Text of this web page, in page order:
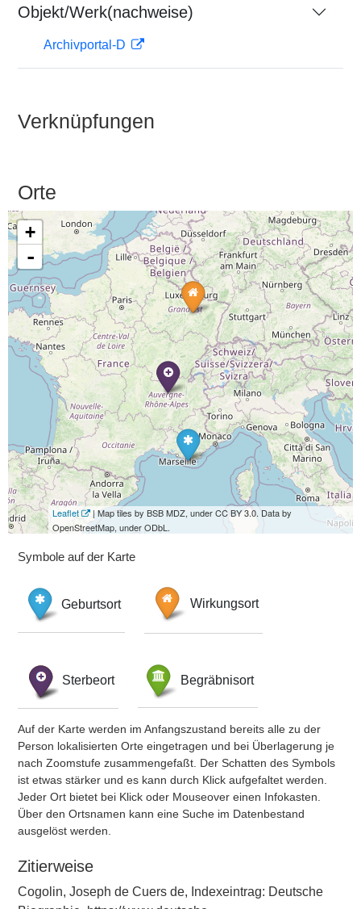
Objekt/Werk(nachweise)
Archivportal-D
Verknüpfungen
Orte
+
-
Leaflet
| Map tiles by BSB MDZ, under CC BY 3.0. Data by
OpenStreetMap, under ODbL.
Symbole auf der Karte
Geburtsort Wirkungsort
Sterbeort Begräbnisort
Auf der Karte werden im Anfangszustand bereits alle zu der
Person lokalisierten Orte eingetragen und bei Überlagerung je
nach Zoomstufe zusammengefaßt. Der Schatten des Symbols
ist etwas stärker und es kann durch Klick aufgefaltet werden.
Jeder Ort bietet bei Klick oder Mouseover einen Infokasten.
Über den Ortsnamen kann eine Suche im Datenbestand
ausgelöst werden.
Zitierweise
Cogolin, Joseph de Cuers de, Indexeintrag: Deutsche